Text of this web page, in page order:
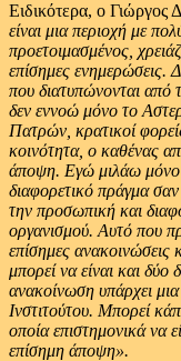
Ειδικότερα, ο Γιώργος
είναι μια περιοχή με
προετοιμασμένος,
επίσημες ενημερώσεις.
που διατυπώνονται από
δεν εννοώ μόνο το
Πατρών, κρατικοί
κοινότητα, ο καθένας
άποψη. Εγώ μιλάω μόνο
διαφορετικό πράγμα
την προσωπική και
οργανισμού. Αυτό που
επίσημες ανακοινώσεις
μπορεί να είναι και
ανακοίνωση υπάρχει
Ινστιτούτου. Μπορεί
οποία επιστημονικά να
επίσημη άποψη».